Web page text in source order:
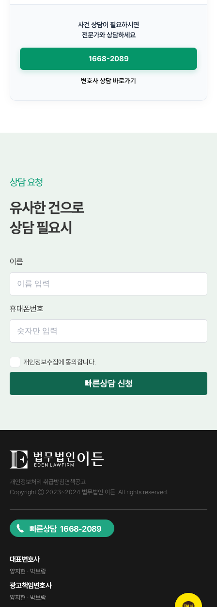
사건 상담이 필요하시면
전문가와 상담하세요
1668-2089
변호사 상담 바로가기
상담 요청
유사한 건으로
상담 필요시
이름
휴대폰번호
개인정보수집에 동의합니다.
빠른상담 신청
개인정보처리 취급방침면책공고
Copyright ⓒ 2023~2024 법무법인 이든. All rights reserved.
빠른상담 1668-2089
대표변호사
양지현 · 박보람
광고책임변호사
양지현 · 박보람